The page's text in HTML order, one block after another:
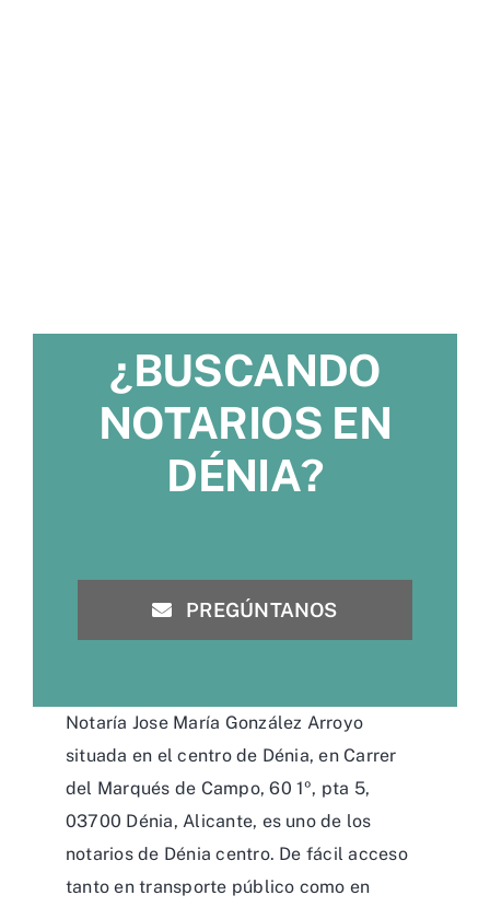
¿BUSCANDO
NOTARIOS EN
DÉNIA?
PREGÚNTANOS
Notaría Jose María González Arroyo
situada en el centro de Dénia, en Carrer
del Marqués de Campo, 60 1º, pta 5,
03700 Dénia, Alicante, es uno de los
notarios de Dénia centro. De fácil acceso
tanto en transporte público como en